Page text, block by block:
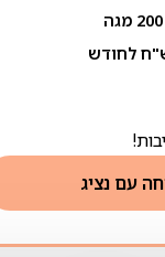
עם נציג